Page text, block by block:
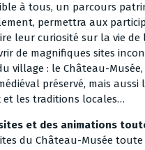
à tous, un parcours
permettra aux
leur curiosité sur la vie de
de magnifiques sites
village : le Château-Musée,
préservé, mais aussi
et les traditions locales…
et des animations
du Château-Musée